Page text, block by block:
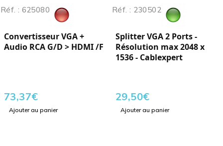
Réf. : 625080
Convertisseur VGA +
Audio RCA G/D > HDMI /F
73,37€
Ajouter au panier
Réf. : 230502
Splitter VGA 2 Ports -
Résolution max 2048 x
1536 - Cablexpert
29,50€
Ajouter au panier